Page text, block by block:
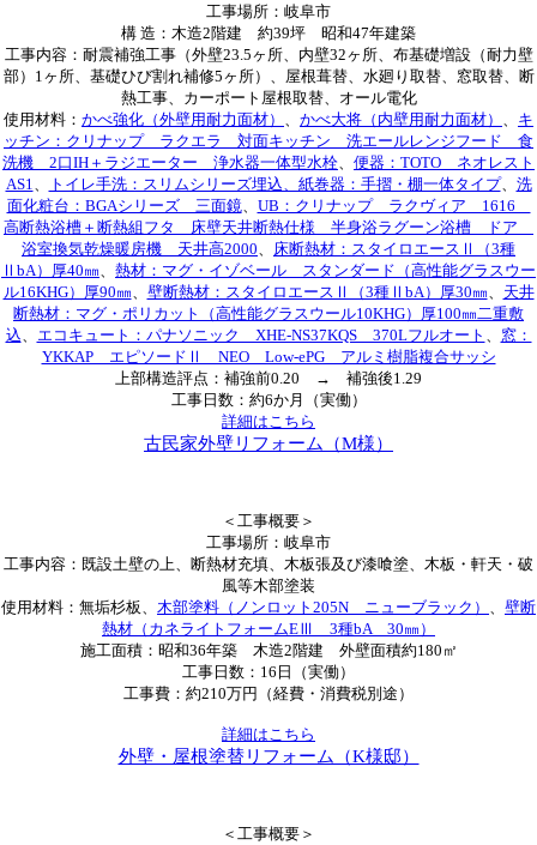
工事場所：岐阜市
構 造：木造2階建 約39坪 昭和47年建築
工事内容：耐震補強工事（外壁23.5ヶ所、内壁32ヶ所、布基礎増設（耐力壁
部）1ヶ所、基礎ひび割れ補修5ヶ所）、屋根葺替、水廻り取替、窓取替、断
熱工事、カーポート屋根取替、オール電化
使用材料： かべ強化（外壁用耐力面材） 、 かべ大将（内壁用耐力面材） 、 キ
ッチン：クリナップ ラクエラ 対面キッチン 洗エールレンジフード 食
洗機 2口IH＋ラジエーター 浄水器一体型水栓、 便器：TOTO ネオレスト
AS1、 トイレ手洗：スリムシリーズ埋込、紙巻器：手摺・棚一体タイプ、 洗
面化粧台：BGAシリーズ 三面鏡、 UB：クリナップ ラクヴィア 1616
高断熱浴槽＋断熱組フタ 床壁天井断熱仕様 半身浴ラグーン浴槽 ドア
浴室換気乾燥暖房機 天井高2000、 床断熱材：スタイロエースⅡ（3種
ⅡbA）厚40㎜、 熱材：マグ・イゾベール スタンダード（高性能グラスウー
ル16KHG）厚90㎜、 壁断熱材：スタイロエースⅡ（3種ⅡbA）厚30㎜、 天井
断熱材：マグ・ポリカット（高性能グラスウール10KHG）厚100㎜二重敷
込、 エコキュート：パナソニック XHE-NS37KQS 370Lフルオート 、 窓：
YKKAP エピソードⅡ NEO Low-ePG アルミ樹脂複合サッシ
上部構造評点：補強前0.20 → 補強後1.29
工事日数：約6か月（実働）
詳細はこちら
古民家外壁リフォーム（M様）
＜工事概要＞
工事場所：岐阜市
工事内容：既設土壁の上、断熱材充填、木板張及び漆喰塗、木板・軒天・破
風等木部塗装
使用材料：無垢杉板、 木部塗料（ノンロット205N ニューブラック） 、 壁断
熱材（カネライトフォームEⅢ 3種bA 30㎜）
施工面積：昭和36年築 木造2階建 外壁面積約180㎡
工事日数：16日（実働）
工事費：約210万円（経費・消費税別途）
詳細はこちら
外壁・屋根塗替リフォーム（K様邸）
＜工事概要＞